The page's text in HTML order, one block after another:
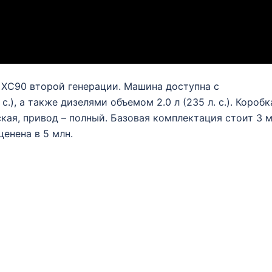
второй генерации. Машина доступна с
а также дизелями объемом 2.0 л (235 л. с.).
привод – полный. Базовая комплектация стоит 3
в 5 млн.